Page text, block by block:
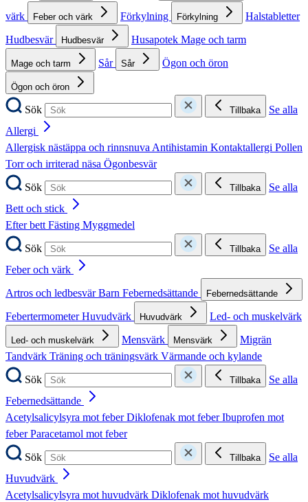
värk
Feber och värk Förkylning Förkylning
Halstabletter
Hudbesvär
Hudbesvär Husapotek Mage och tarm
Mage och tarm Sår Sår Ögon och öron
Ögon och öron
Sök Tillbaka
Se alla
Allergi
Allergisk nästäppa och rinnsnuvaAntihistamin Kontaktallergi Pollen
Torr och irriterad näsa Ögonbesvär
Sök
Tillbaka
Se alla
Bett och stick
Efter bettFästing Myggmedel
Sök
Tillbaka
Se alla
Feber och värk
Artros och ledbesvärBarn Febernedsättande Febernedsättande
FebertermometerHuvudvärk Huvudvärk Led- och muskelvärk
Led- och muskelvärk Mensvärk Mensvärk
Migrän
Tandvärk Träning och träningsvärk Värmande och kylande
Sök
Tillbaka
Se alla
Febernedsättande
Acetylsalicylsyra mot feberDiklofenak mot feberIbuprofen mot
feberParacetamol mot feber
Sök
Tillbaka
Se alla
Huvudvärk
Acetylsalicylsyra mot huvudvärk Diklofenak mot huvudvärk